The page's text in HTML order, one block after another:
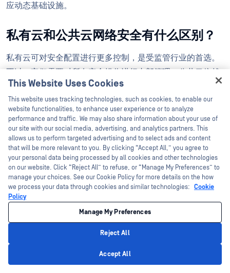
应动态基础设施。
私有云和公共云网络安全有什么区别？
私有云可对安全配置进行更多控制，是受监管行业的首选。
不过，它们需要对所有安全操作进行内部管理。公共云依赖
提供商提供基础设施安全，但具有可扩展性和自动化。最大
的风险往往是配置错误，而不是云模式本身。
什么是混合云网络安全？
混合云安全结合了私有云和公有云战略，在提供灵活性的同
时也增加了复杂性。它需要一致的身份和访问管理（IAM）、
统一的加密标准以及零信任等分段策略，以在所有环境中保
持强大的安全性。
人工智能如何增强云网络安全？
人工智能（AI）和机器学习（ML）通过实时分析网络行为和
识别异常情况来改进威胁检测。这些工具可以在攻击周期的
This Website Uses Cookies
This website uses tracking technologies, such as cookies, to enable our
website functionalities, to enhance user experience or to analyze
performance and traffic. We may also share information about your use of
our site with our social media, advertising, and analytics partners. This
allows us to perform targeted advertising and to select ads and content
that will be more relevant to you. By clicking “Accept All,” you agree to
your personal data being processed by all cookies and other technologies
on our website. Click “Reject All” to refuse, or “Manage My Preferences” to
manage your choices. See our Cookie Policy for more details on the how
we process your data through cookies and similar technologies: Cookie
Policy
Manage My Preferences
Reject All
Accept All
Hey there!
I'm Ozzy, your OPSWAT virtual assistant.
How can I help you secure what's critical
today?